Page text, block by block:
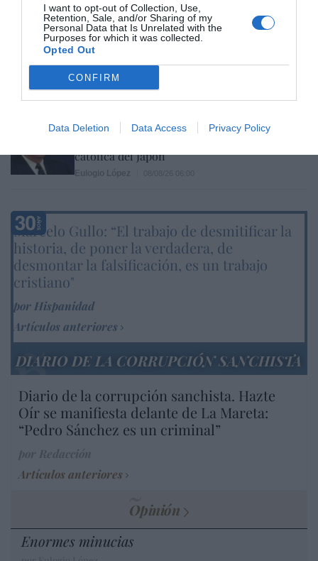
I want to opt-out of Collection, Use,
Retention, Sale, and/or Sharing of my
Personal Data that Is Unrelated with the
Purposes for which it was collected.
Opted Out
CONFIRM
Data Deletion Data Access Privacy Policy
Eulogio López 08/08/26 06:00
ECONOMÍA
Seamos más responsables: no siempre el
banco tiene la culpa
La bomba de Hiroshima no perseguía a
católica del Japón
Marcelo Gullo: “El trabajo de desmitificar la
historia, de poner la verdadera, de
desmontar la falsificación, es un trabajo
cristiano"
por Hispanidad
Artículos anteriores
DIARIO DE LA CORRUPCIÓN SANCHISTA
Diario de la corrupción sanchista. Hazte
Oír se manifiesta delante de La Mareta:
“Pedro Sánchez es un criminal”
Artículos anteriores
Opinión
Enormes minucias